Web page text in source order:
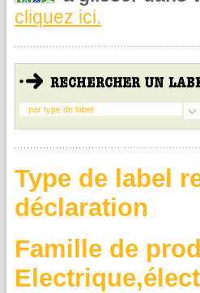
cliquez ici.
par type de label
Type de label
déclaration
Famille de